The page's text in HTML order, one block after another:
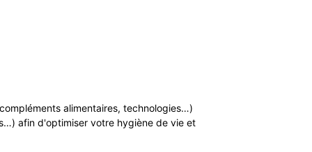
alimentaires, technologies…)
afin d'optimiser votre hygiène de vie et